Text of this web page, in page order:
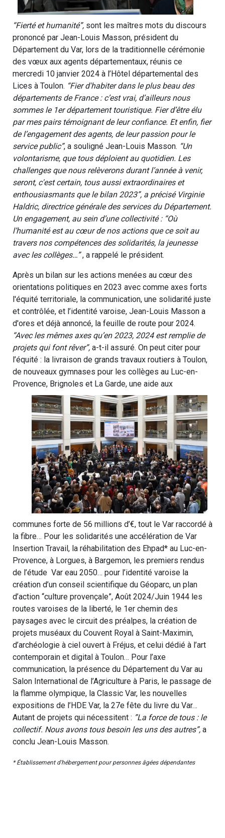
“Fierté et humanité”, sont les maîtres mots du discours
prononcé par Jean-Louis Masson, président du
Département du Var, lors de la traditionnelle cérémonie
des vœux aux agents départementaux, réunis ce
mercredi 10 janvier 2024 à l’Hôtel départemental des
Lices à Toulon. “Fier d'habiter dans le plus beau des
départements de France : c’est vrai, d’ailleurs nous
sommes le 1er département touristique. Fier d’être élu
par mes pairs témoignant de leur confiance. Et enfin, fier
de l’engagement des agents, de leur passion pour le
service public”, a souligné Jean-Louis Masson. “Un
volontarisme, que tous déploient au quotidien. Les
challenges que nous relèverons durant l’année à venir,
seront, c'est certain, tous aussi extraordinaires et
enthousiasmants que le bilan 2023”, a précisé Virginie
Haldric, directrice générale des services du Département.
Un engagement, au sein d’une collectivité : “Où
l’humanité est au cœur de nos actions que ce soit au
travers nos compétences des solidarités, la jeunesse
avec les collèges…”, a rappelé le président.
Après un bilan sur les actions menées au cœur des
orientations politiques en 2023 avec comme axes forts
l'équité territoriale, la communication, une solidarité juste
et contrôlée, et l’identité varoise, Jean-Louis Masson a
d'ores et déjà annoncé, la feuille de route pour 2024.
“Avec les mêmes axes qu’en 2023, 2024 est remplie de
projets qui font rêver”, a-t-il assuré. On peut citer pour
l’équité : la livraison de grands travaux routiers à Toulon,
de nouveaux gymnases pour les collèges au Luc-en-
Provence, Brignoles et La Garde, une aide aux
communes forte de 56 millions d’€, tout le Var raccordé à
la fibre… Pour les solidarités une accélération de Var
Insertion Travail, la réhabilitation des Ehpad* au Luc-en-
Provence, à Lorgues, à Bargemon, les premiers rendus
de l’étude Var eau 2050… pour l’identité varoise la
création d’un conseil scientifique du Géoparc, un plan
d’action “culture provençale”, Août 2024/Juin 1944 les
routes varoises de la liberté, le 1er chemin des
paysages avec le circuit des préalpes, la création de
projets muséaux du Couvent Royal à Saint-Maximin,
d’archéologie à ciel ouvert à Fréjus, et celui dédié à l’art
contemporain et digital à Toulon… Pour l’axe
communication, la présence du Département du Var au
Salon International de l’Agriculture à Paris, le passage de
la flamme olympique, la Classic Var, les nouvelles
expositions de l’HDE Var, la 27e fête du livre du Var…
Autant de projets qui nécessitent : ”La force de tous : le
collectif. Nous avons tous besoin les uns des autres”, a
conclu Jean-Louis Masson.
* Établissement d'hébergement pour personnes âgées dépendantes